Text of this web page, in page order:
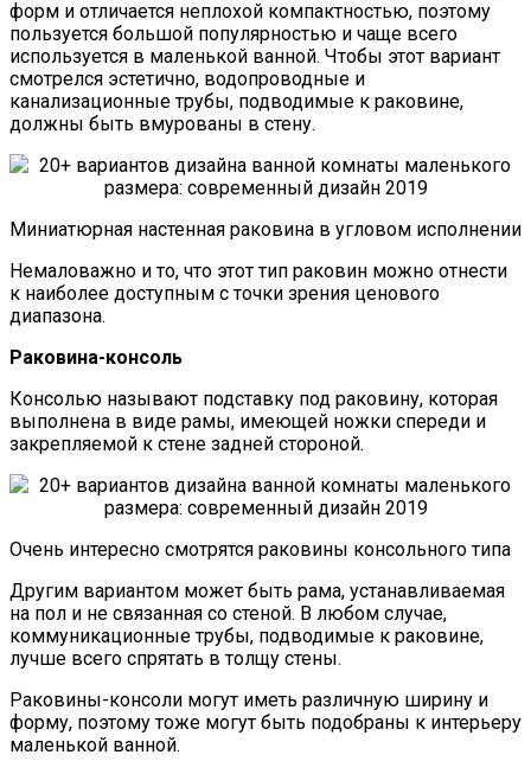
форм и отличается неплохой компактностью, поэтому
пользуется большой популярностью и чаще всего
используется в маленькой ванной. Чтобы этот вариант
смотрелся эстетично, водопроводные и
канализационные трубы, подводимые к раковине,
должны быть вмурованы в стену.
Миниатюрная настенная раковина в угловом исполнении
Немаловажно и то, что этот тип раковин можно отнести
к наиболее доступным с точки зрения ценового
диапазона.
Раковина-консоль
Консолью называют подставку под раковину, которая
выполнена в виде рамы, имеющей ножки спереди и
закрепляемой к стене задней стороной.
Очень интересно смотрятся раковины консольного типа
Другим вариантом может быть рама, устанавливаемая
на пол и не связанная со стеной. В любом случае,
коммуникационные трубы, подводимые к раковине,
лучше всего спрятать в толщу стены.
Раковины-консоли могут иметь различную ширину и
форму, поэтому тоже могут быть подобраны к интерьеру
маленькой ванной.